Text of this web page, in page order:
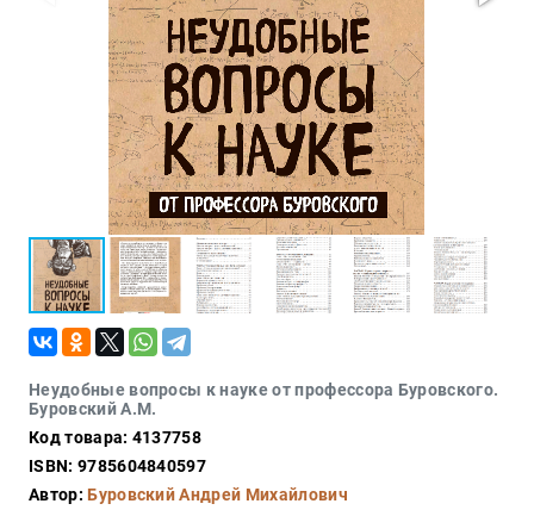
Неудобные вопросы к науке от профессора Буровского.
Буровский А.М.
Код товара: 4137758
ISBN: 9785604840597
Автор:Буровский Андрей Михайлович
Философия
Военная
история
Конспирология
Политика
Религия
Туризм
Разное
Кухня,
гастрономия,
кулинария
Закон
Красота
и